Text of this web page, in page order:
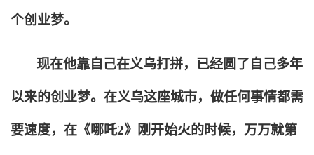
个创业梦。
现在他靠自己在义乌打拼，已经圆了自己多年
以来的创业梦。在义乌这座城市，做任何事情都需
要速度，在《哪吒2》刚开始火的时候，万万就第